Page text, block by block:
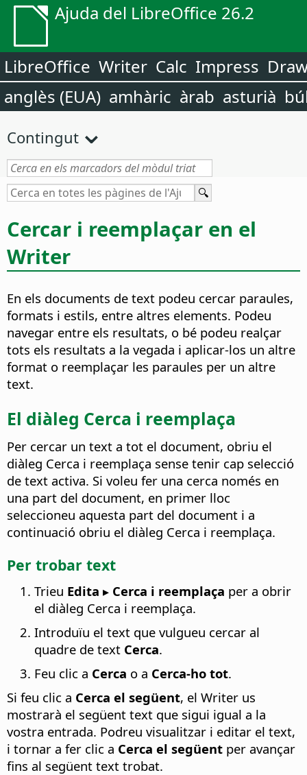
Ajuda del LibreOffice 26.2
LibreOffice Writer Calc Impress
anglès (EUA) amhàric àrab asturià
Contingut
Cercar i reemplaçar en el
Writer
En els documents de text podeu cercar paraules,
formats i estils, entre altres elements. Podeu
navegar entre els resultats, o bé podeu realçar
tots els resultats a la vegada i aplicar-los un altre
format o reemplaçar les paraules per un altre
text.
El diàleg Cerca i reemplaça
Per cercar un text a tot el document, obriu el
diàleg Cerca i reemplaça sense tenir cap selecció
de text activa. Si voleu fer una cerca només en
una part del document, en primer lloc
seleccioneu aquesta part del document i a
continuació obriu el diàleg Cerca i reemplaça.
Per trobar text
Trieu Edita ▸ Cerca i reemplaça per a obrir
el diàleg Cerca i reemplaça.
Introduïu el text que vulgueu cercar al
quadre de text Cerca.
Feu clic a Cerca o a Cerca-ho tot.
Si feu clic a Cerca el següent, el Writer us
mostrarà el següent text que sigui igual a la
vostra entrada. Podreu visualitzar i editar el text,
i tornar a fer clic a Cerca el següent per avançar
fins al següent text trobat.